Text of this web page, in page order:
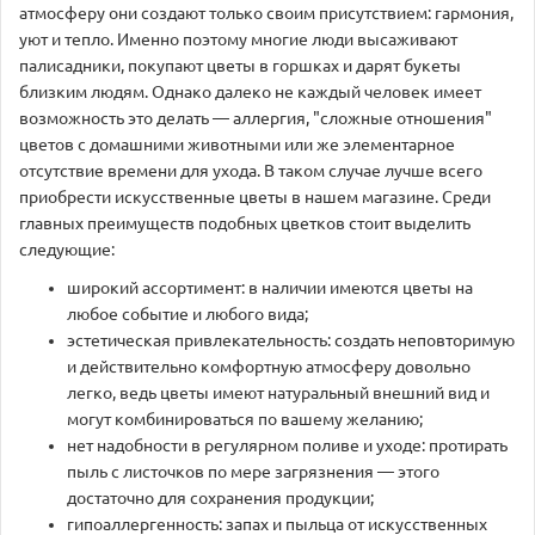
атмосферу они создают только своим присутствием: гармония,
уют и тепло. Именно поэтому многие люди высаживают
палисадники, покупают цветы в горшках и дарят букеты
близким людям. Однако далеко не каждый человек имеет
возможность это делать — аллергия, "сложные отношения"
цветов с домашними животными или же элементарное
отсутствие времени для ухода. В таком случае лучше всего
приобрести искусственные цветы в нашем магазине. Среди
главных преимуществ подобных цветков стоит выделить
следующие:
широкий ассортимент: в наличии имеются цветы на
любое событие и любого вида;
эстетическая привлекательность: создать неповторимую
и действительно комфортную атмосферу довольно
легко, ведь цветы имеют натуральный внешний вид и
могут комбинироваться по вашему желанию;
нет надобности в регулярном поливе и уходе: протирать
пыль с листочков по мере загрязнения — этого
достаточно для сохранения продукции;
гипоаллергенность: запах и пыльца от искусственных